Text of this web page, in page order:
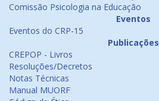
Comissão Psicologia na Educação
Eventos
Eventos do CRP-15
Publicações
CREPOP - Livros
Resoluções/Decretos
Notas Técnicas
Manual MUORF